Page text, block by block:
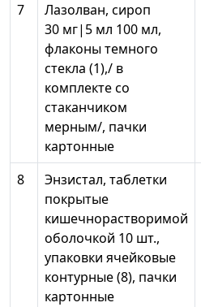
7
Лазолван, сироп
30 мг|5 мл 100 мл,
флаконы темного
стекла (1),/ в
комплекте со
стаканчиком
мерным/, пачки
картонные
8
Энзистал, таблетки
покрытые
кишечнорастворимой
оболочкой 10 шт.,
упаковки ячейковые
контурные (8), пачки
картонные